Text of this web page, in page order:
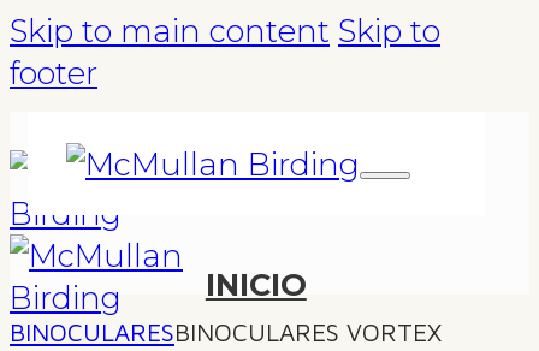
Skip to main content Skip to
footer
INICIO
BINOCULARESBINOCULARES VORTEX